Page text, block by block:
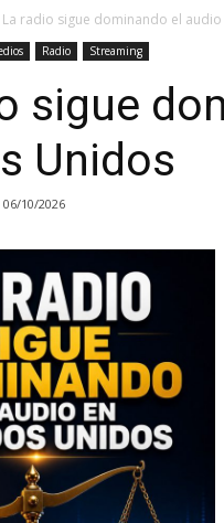
La radio sigue dominando el
Radio Streaming
sigue
Unidos
06/10/2026